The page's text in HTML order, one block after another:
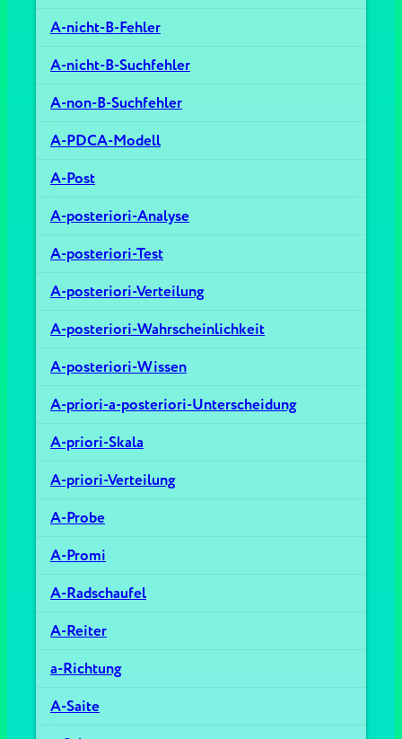
A-nicht-B-Fehler
A-nicht-B-Suchfehler
A-non-B-Suchfehler
A-PDCA-Modell
A-Post
A-posteriori-Analyse
A-posteriori-Test
A-posteriori-Verteilung
A-posteriori-Wahrscheinlichkeit
A-posteriori-Wissen
A-priori-a-posteriori-Unterscheidung
A-priori-Skala
A-priori-Verteilung
A-Probe
A-Promi
A-Radschaufel
A-Reiter
a-Richtung
A-Saite